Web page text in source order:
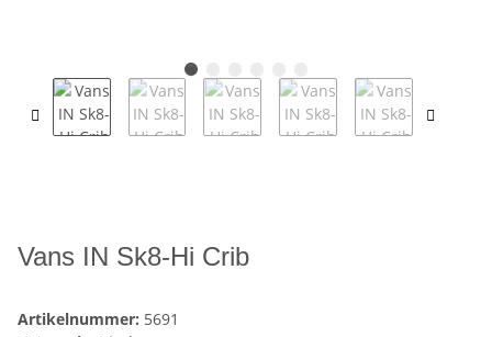
Vans IN Sk8-Hi Crib
Artikelnummer: 5691